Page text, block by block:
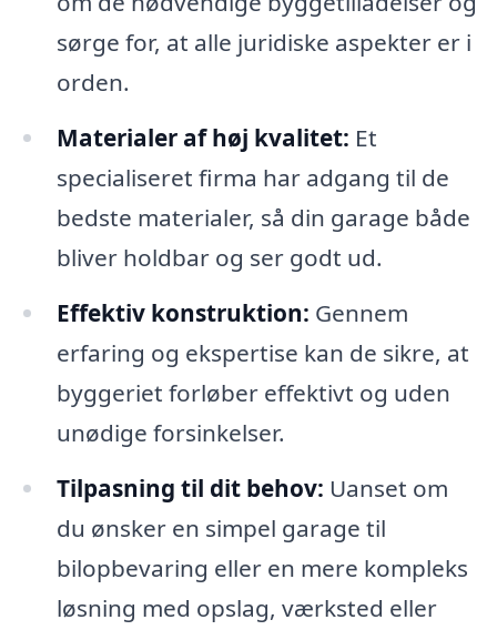
sørge for, at alle juridiske aspekter er i
orden.
Materialer af høj kvalitet: Et
specialiseret firma har adgang til de
bedste materialer, så din garage både
bliver holdbar og ser godt ud.
Effektiv konstruktion: Gennem
erfaring og ekspertise kan de sikre, at
byggeriet forløber effektivt og uden
unødige forsinkelser.
Tilpasning til dit behov: Uanset om
du ønsker en simpel garage til
bilopbevaring eller en mere kompleks
løsning med opslag, værksted eller